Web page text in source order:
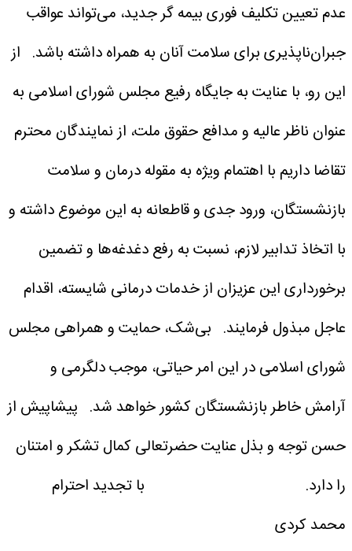
عدم تعیین تکلیف فوری بیمه گر جدید، می‌تواند عواقب
جبران‌ناپذیری برای سلامت آنان به همراه داشته باشد. از
این رو، با عنایت به جایگاه رفیع مجلس شورای اسلامی به
عنوان ناظر عالیه و مدافع حقوق ملت، از نمایندگان محترم
تقاضا داریم با اهتمام ویژه به مقوله درمان و سلامت
بازنشستگان، ورود جدی و قاطعانه به این موضوع داشته و
با اتخاذ تدابیر لازم، نسبت به رفع دغدغه‌ها و تضمین
برخورداری این عزیزان از خدمات درمانی شایسته، اقدام
عاجل مبذول فرمایند. بی‌شک، حمایت و همراهی مجلس
شورای اسلامی در این امر حیاتی، موجب دلگرمی و
آرامش خاطر بازنشستگان کشور خواهد شد. پیشاپیش از
حسن توجه و بذل عنایت حضرتعالی کمال تشکر و امتنان
را دارد.
با تجدید احترام
محمد کردی